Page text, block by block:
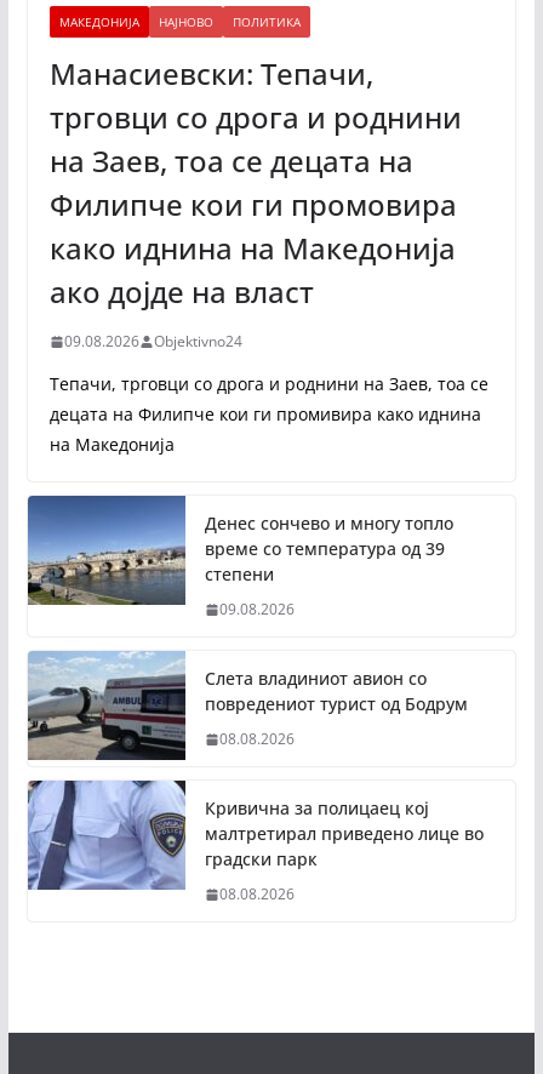
МАКЕДОНИЈА НАЈНОВО ПОЛИТИКА
Манасиевски: Тепачи,
трговци со дрога и роднини
на Заев, тоа се децата на
Филипче кои ги промoвира
како иднина на Македонија
ако дојде на власт
09.08.2026 Objektivno24
Тепачи, трговци со дрога и роднини на Заев, тоа се
децата на Филипче кои ги промивира како иднина
на Македонија
Денес сончево и многу топло
време со температура од 39
степени
09.08.2026
Слета владиниот авион со
повредениот турист од Бодрум
08.08.2026
Кривична за полицаец кој
малтретирал приведено лице во
градски парк
08.08.2026